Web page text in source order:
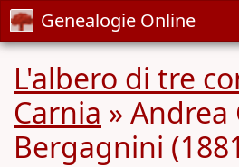
Genealogie Online
L'albero di tre
Carnia » Andrea
Bergagnini